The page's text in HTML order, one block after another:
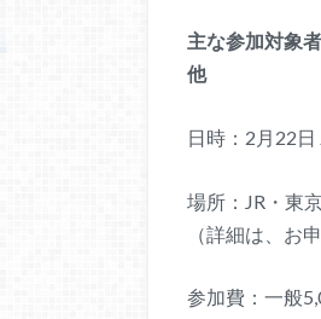
主な参加対象
他
日時：2月22
場所：JR・東
（詳細は、お
参加費：一般